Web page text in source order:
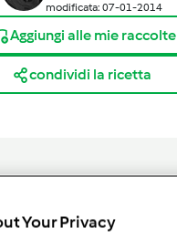
modificata: 07-01-2014
Aggiungi alle mie raccolte
condividi la ricetta
Ingredienti
Your Privacy